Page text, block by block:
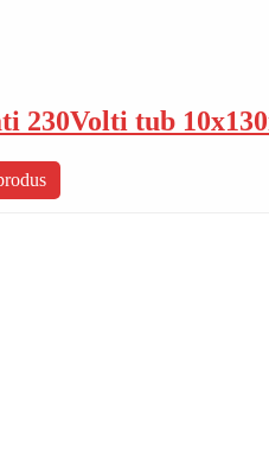
230Volti tub